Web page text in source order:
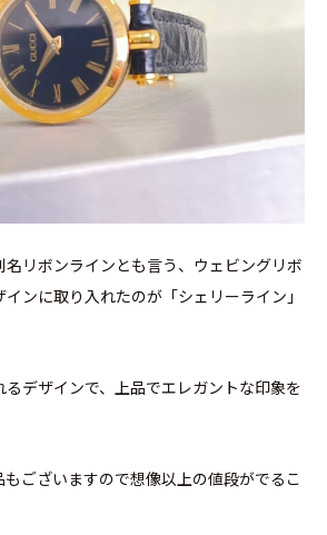
リボンラインとも言う、ウェビングリボ
ンに取り入れたのが「シェリーライン」
デザインで、上品でエレガントな印象を
ございますので想像以上の値段がでるこ